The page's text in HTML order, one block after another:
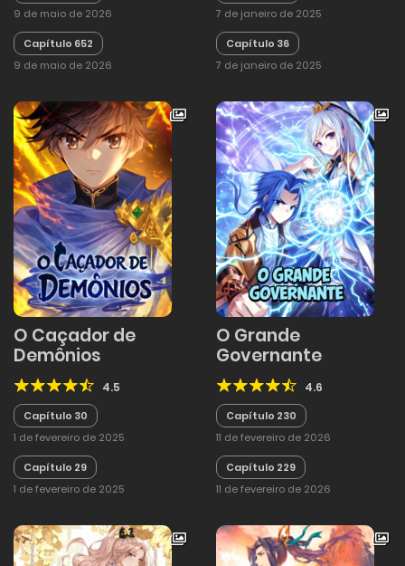
9 de maio de 2026
Capítulo 652
9 de maio de 2026
7 de janeiro de 2025
Capítulo 36
7 de janeiro de 2025
O Caçador de
Demônios
4.5
Capítulo 30
1 de fevereiro de 2025
Capítulo 29
1 de fevereiro de 2025
O Grande
Governante
4.6
Capítulo 230
11 de fevereiro de 2026
Capítulo 229
11 de fevereiro de 2026